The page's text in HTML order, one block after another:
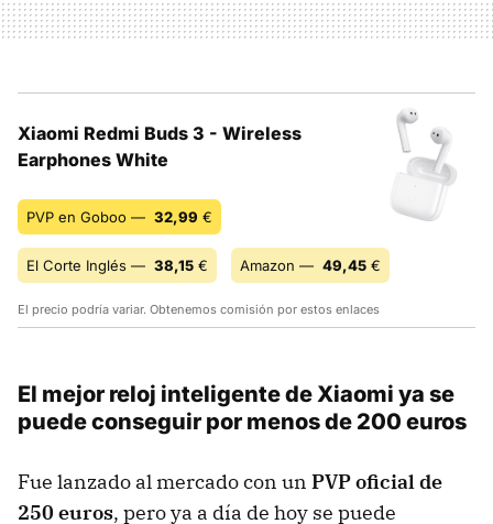
Xiaomi Redmi Buds 3 - Wireless
Earphones White
PVP en Goboo — 32,99 €
El Corte Inglés — 38,15 € Amazon — 49,45 €
El precio podría variar. Obtenemos comisión por estos enlaces
El mejor reloj inteligente de Xiaomi ya se
puede conseguir por menos de 200 euros
Fue lanzado al mercado con un PVP oficial de
250 euros, pero ya a día de hoy se puede